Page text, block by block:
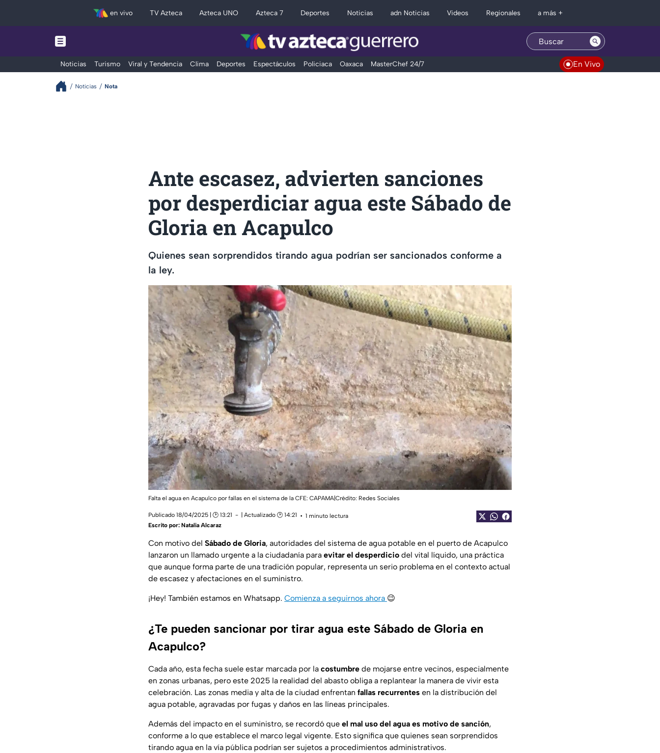
en vivo TV Azteca Azteca UNO Azteca 7 Deportes Noticias adn Noticias Videos Regionales a más +
Noticias Turismo Viral y Tendencia Clima Deportes Espectáculos Policiaca Oaxaca MasterChef 24/7 En Vivo
Noticias Nota
Ante escasez, advierten sanciones
por desperdiciar agua este Sábado de
Gloria en Acapulco
Quienes sean sorprendidos tirando agua podrían ser sancionados conforme a
la ley.
Falta el agua en Acapulco por fallas en el sistema de la CFE: CAPAMA|Crédito: Redes Sociales
Publicado 18/04/2025 | 🕑 13:21 | Actualizado 🕑 14:21
1 minuto lectura
Escrito por: Natalia Alcaraz
Con motivo del Sábado de Gloria, autoridades del sistema de agua potable en el puerto de Acapulco
lanzaron un llamado urgente a la ciudadanía para evitar el desperdicio del vital líquido, una práctica
que aunque forma parte de una tradición popular, representa un serio problema en el contexto actual
de escasez y afectaciones en el suministro.
¡Hey! También estamos en Whatsapp. Comienza a seguirnos ahora 😉
¿Te pueden sancionar por tirar agua este Sábado de Gloria en
Acapulco?
Cada año, esta fecha suele estar marcada por la costumbre de mojarse entre vecinos, especialmente
en zonas urbanas, pero este 2025 la realidad del abasto obliga a replantear la manera de vivir esta
celebración. Las zonas media y alta de la ciudad enfrentan fallas recurrentes en la distribución del
agua potable, agravadas por fugas y daños en las líneas principales.
Además del impacto en el suministro, se recordó que el mal uso del agua es motivo de sanción,
conforme a lo que establece el marco legal vigente. Esto significa que quienes sean sorprendidos
tirando agua en la vía pública podrían ser sujetos a procedimientos administrativos.